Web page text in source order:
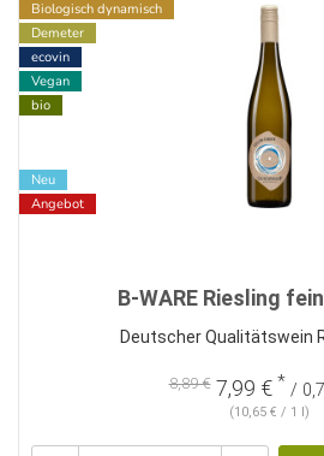
Biologisch dynamisch
Demeter
ecovin
Vegan
bio
Neu
Angebot
B-WARE Riesling
Deutscher Qualitätswein
8,89 €7,99 € * /
(10,65 € / 1 l)